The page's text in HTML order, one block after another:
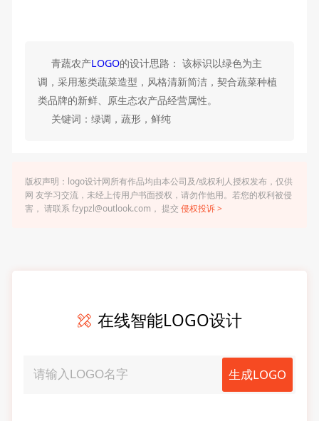
青蔬农产LOGO的设计思路： 该标识以绿色为主
调，采用葱类蔬菜造型，风格清新简洁，契合蔬菜种植
类品牌的新鲜、原生态农产品经营属性。
关键词：绿调，蔬形，鲜纯
版权声明：logo设计网所有作品均由本公司及/或权利人授权发布，仅供
网 友学习交流，未经上传用户书面授权，请勿作他用。若您的权利被侵
害， 请联系 fzypzl@outlook.com， 提交 侵权投诉 >
在线智能LOGO设计
生成LOGO